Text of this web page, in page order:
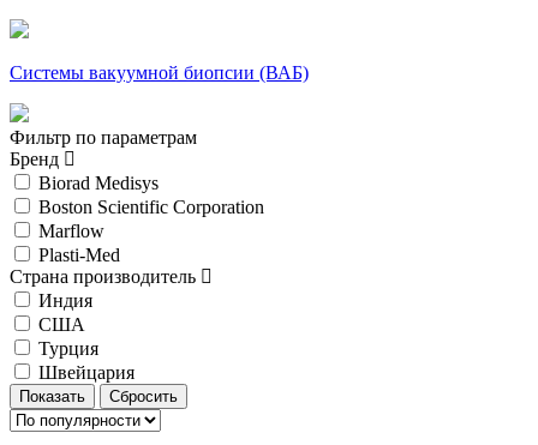
Системы вакуумной биопсии (ВАБ)
Фильтр по параметрам
Бренд
Biorad Medisys
Boston Scientific Corporation
Marflow
Plasti-Med
Страна производитель
Индия
США
Турция
Швейцария